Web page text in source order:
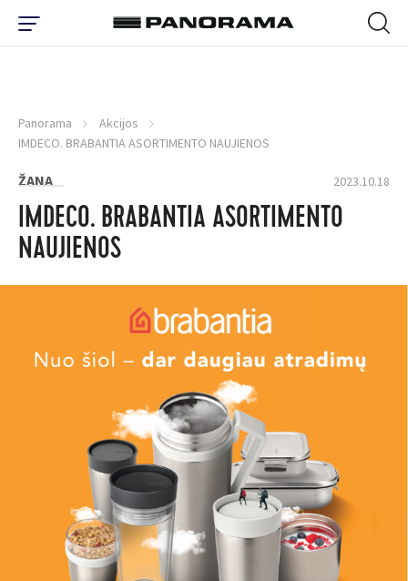
Panorama
Akcijos
IMDECO. BRABANTIA ASORTIMENTO NAUJIENOS
ŽANA 2023.10.18
IMDECO. BRABANTIA ASORTIMENTO
NAUJIENOS